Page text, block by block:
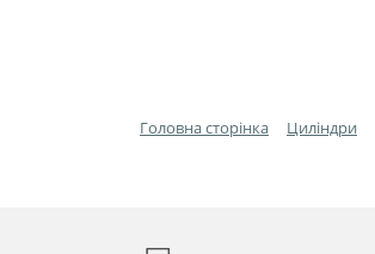
Головна сторінка Циліндри